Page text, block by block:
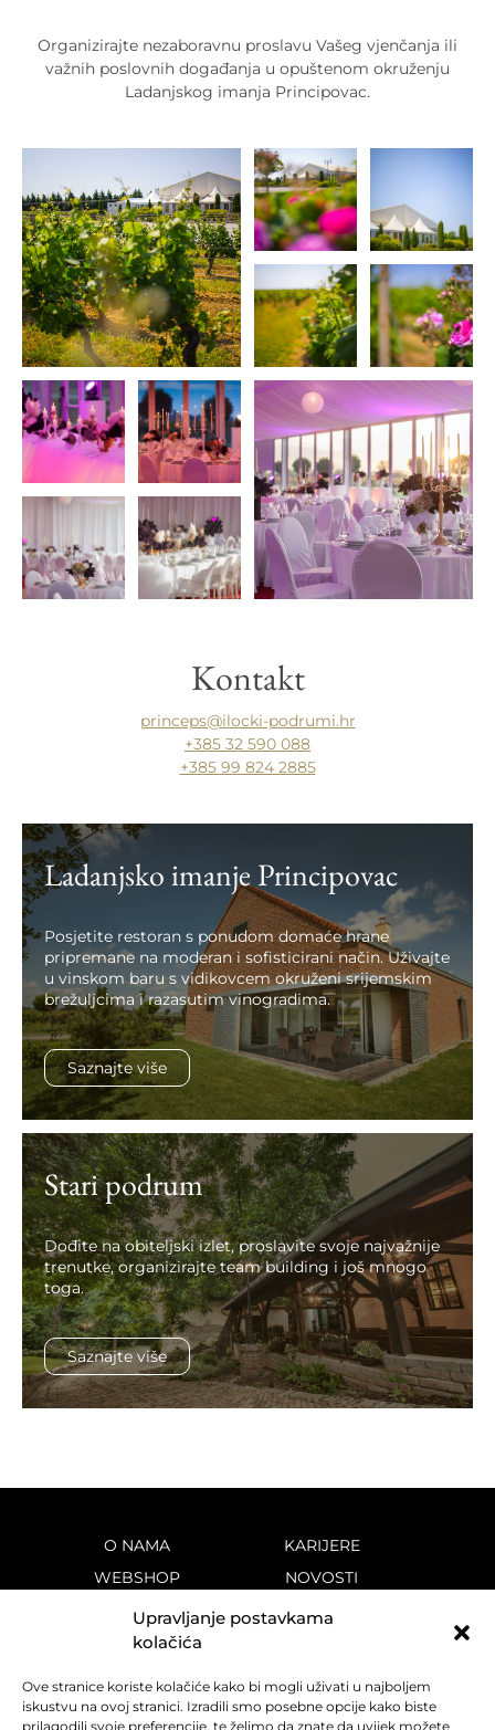
Upravljanje postavkama
kolačića
Ove stranice koriste kolačiće kako bi mogli uživati u najboljem
iskustvu na ovoj stranici. Izradili smo posebne opcije kako biste
prilagodili svoje preferencije, te želimo da znate da uvijek možete
Organizirajte nezaboravnu proslavu Vašeg vjenčanja ili
važnih poslovnih događanja u opuštenom okruženju
Ladanjskog imanja Principovac.
Kontakt
princeps@ilocki-podrumi.hr
+385 32 590 088
+385 99 824 2885
Ladanjsko imanje Principovac
Posjetite restoran s ponudom domaće hrane
pripremane na moderan i sofisticirani način. Uživajte
u vinskom baru s vidikovcem okruženi srijemskim
brežuljcima i razasutim vinogradima.
Saznajte više
Stari podrum
Dođite na obiteljski izlet, proslavite svoje najvažnije
trenutke, organizirajte team building i još mnogo
toga.
Saznajte više
O NAMA
WEBSHOP
VINOTEKE
VINA
POVIJEST
KARIJERE
NOVOSTI
KONTAKT